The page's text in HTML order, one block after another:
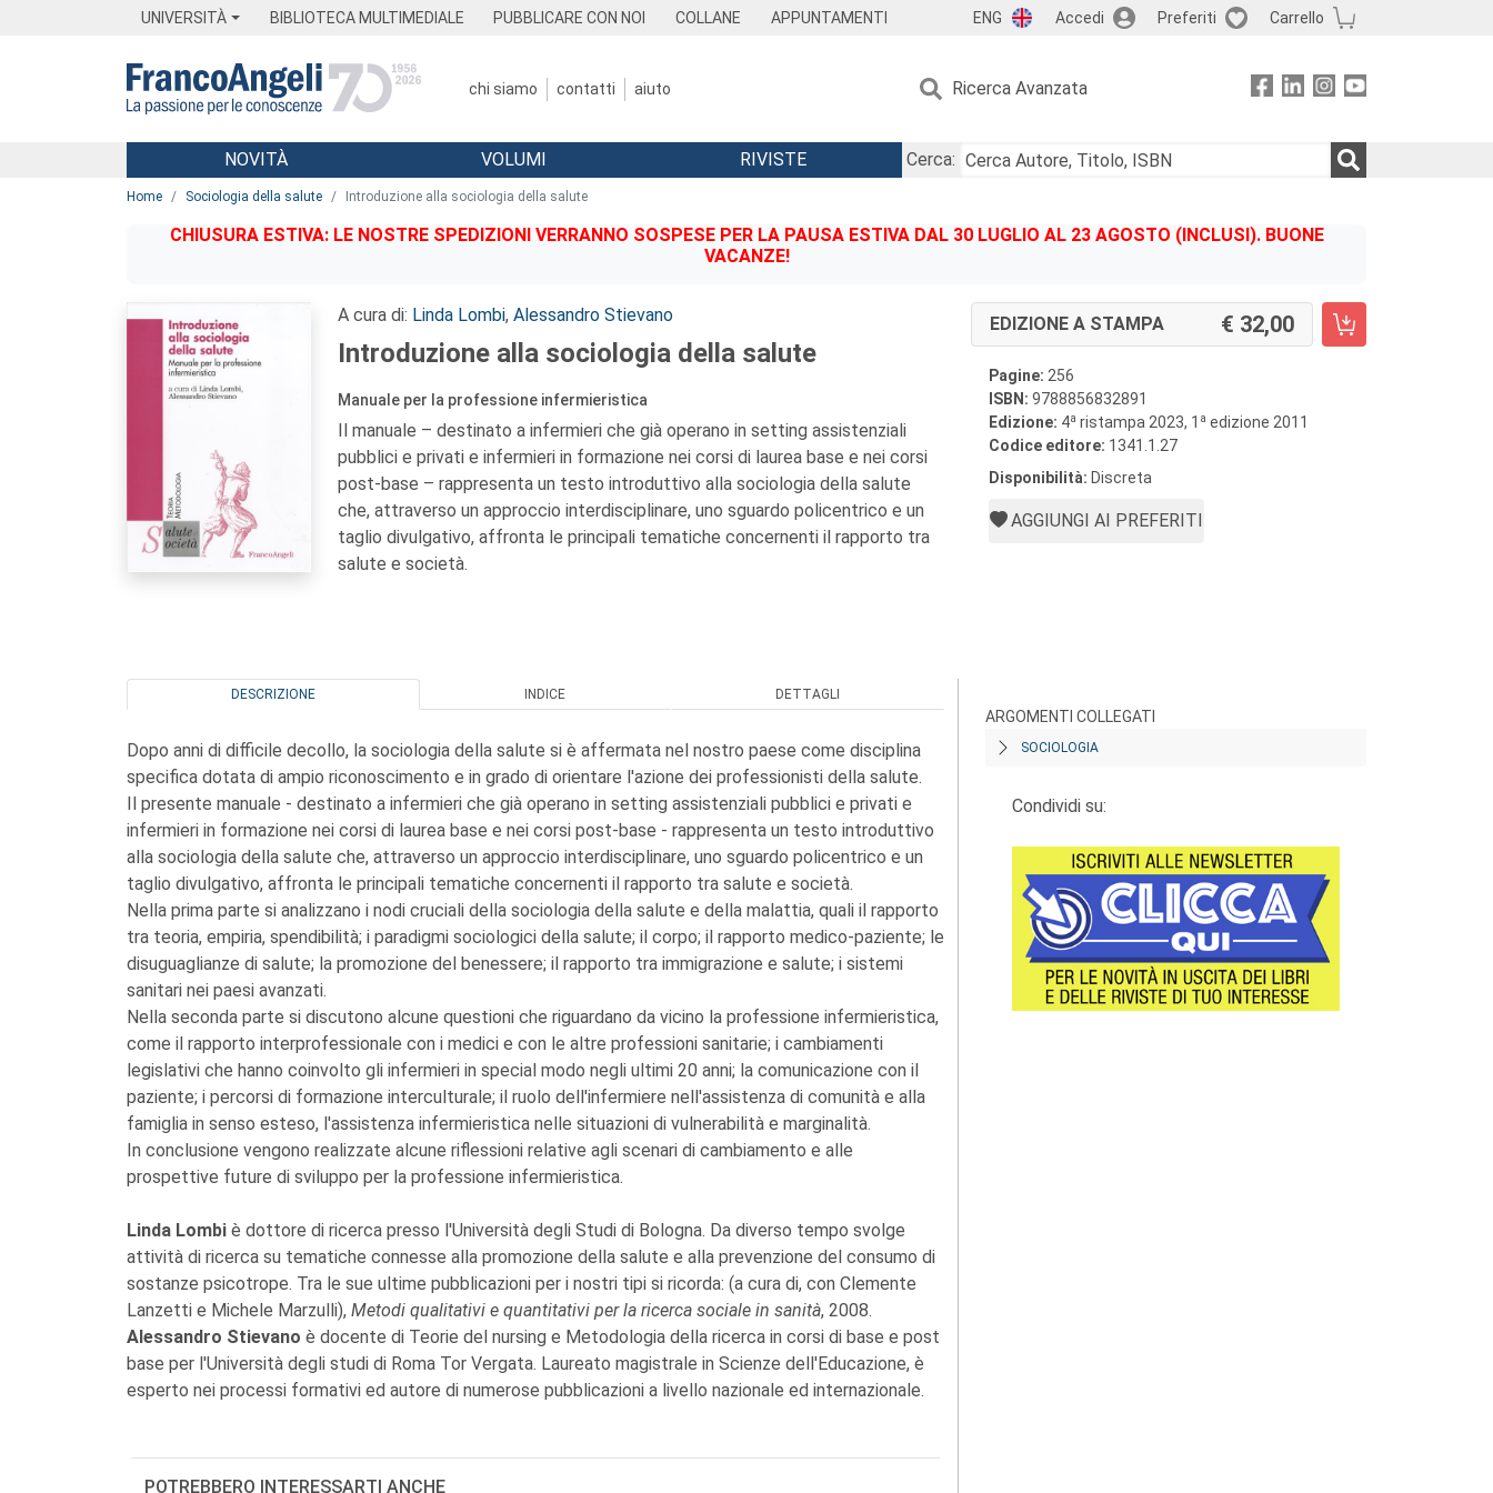
UNIVERSITÀ BIBLIOTECA MULTIMEDIALE PUBBLICARE CON NOI COLLANE APPUNTAMENTI ENG Accedi Preferiti Carrello
chi siamo contatti aiuto Ricerca Avanzata
Menu
NOVITÀ VOLUMI RIVISTE
Cerca:
Home Sociologia della salute Introduzione alla sociologia della salute
CHIUSURA ESTIVA: LE NOSTRE SPEDIZIONI VERRANNO SOSPESE PER LA PAUSA ESTIVA DAL 30 LUGLIO AL 23 AGOSTO (INCLUSI). BUONE
VACANZE!
A cura di: Linda Lombi, Alessandro Stievano
Introduzione alla sociologia della salute
Manuale per la professione infermieristica
Il manuale – destinato a infermieri che già operano in setting assistenziali
pubblici e privati e infermieri in formazione nei corsi di laurea base e nei corsi
post-base – rappresenta un testo introduttivo alla sociologia della salute
che, attraverso un approccio interdisciplinare, uno sguardo policentrico e un
taglio divulgativo, affronta le principali tematiche concernenti il rapporto tra
salute e società.
EDIZIONE A STAMPA 32,00
Pagine: 256
ISBN: 9788856832891
Edizione: 4a ristampa 2023, 1 a edizione 2011
Codice editore: 1341.1.27
Disponibilità: Discreta
AGGIUNGI AI PREFERITI
DESCRIZIONE INDICE DETTAGLI
Dopo anni di difficile decollo, la sociologia della salute si è affermata nel nostro paese come disciplina
specifica dotata di ampio riconoscimento e in grado di orientare l'azione dei professionisti della salute.
Il presente manuale - destinato a infermieri che già operano in setting assistenziali pubblici e privati e
infermieri in formazione nei corsi di laurea base e nei corsi post-base - rappresenta un testo introduttivo
alla sociologia della salute che, attraverso un approccio interdisciplinare, uno sguardo policentrico e un
taglio divulgativo, affronta le principali tematiche concernenti il rapporto tra salute e società.
Nella prima parte si analizzano i nodi cruciali della sociologia della salute e della malattia, quali il rapporto
tra teoria, empiria, spendibilità; i paradigmi sociologici della salute; il corpo; il rapporto medico-paziente; le
disuguaglianze di salute; la promozione del benessere; il rapporto tra immigrazione e salute; i sistemi
sanitari nei paesi avanzati.
Nella seconda parte si discutono alcune questioni che riguardano da vicino la professione infermieristica,
come il rapporto interprofessionale con i medici e con le altre professioni sanitarie; i cambiamenti
legislativi che hanno coinvolto gli infermieri in special modo negli ultimi 20 anni; la comunicazione con il
paziente; i percorsi di formazione interculturale; il ruolo dell'infermiere nell'assistenza di comunità e alla
famiglia in senso esteso, l'assistenza infermieristica nelle situazioni di vulnerabilità e marginalità.
In conclusione vengono realizzate alcune riflessioni relative agli scenari di cambiamento e alle
prospettive future di sviluppo per la professione infermieristica.
Linda Lombi è dottore di ricerca presso l'Università degli Studi di Bologna. Da diverso tempo svolge
attività di ricerca su tematiche connesse alla promozione della salute e alla prevenzione del consumo di
sostanze psicotrope. Tra le sue ultime pubblicazioni per i nostri tipi si ricorda: (a cura di, con Clemente
Lanzetti e Michele Marzulli), Metodi qualitativi e quantitativi per la ricerca sociale in sanità, 2008.
Alessandro Stievano è docente di Teorie del nursing e Metodologia della ricerca in corsi di base e post
base per l'Università degli studi di Roma Tor Vergata. Laureato magistrale in Scienze dell'Educazione, è
esperto nei processi formativi ed autore di numerose pubblicazioni a livello nazionale ed internazionale.
POTREBBERO INTERESSARTI ANCHE
ARGOMENTI COLLEGATI
SOCIOLOGIA
Condividi su: